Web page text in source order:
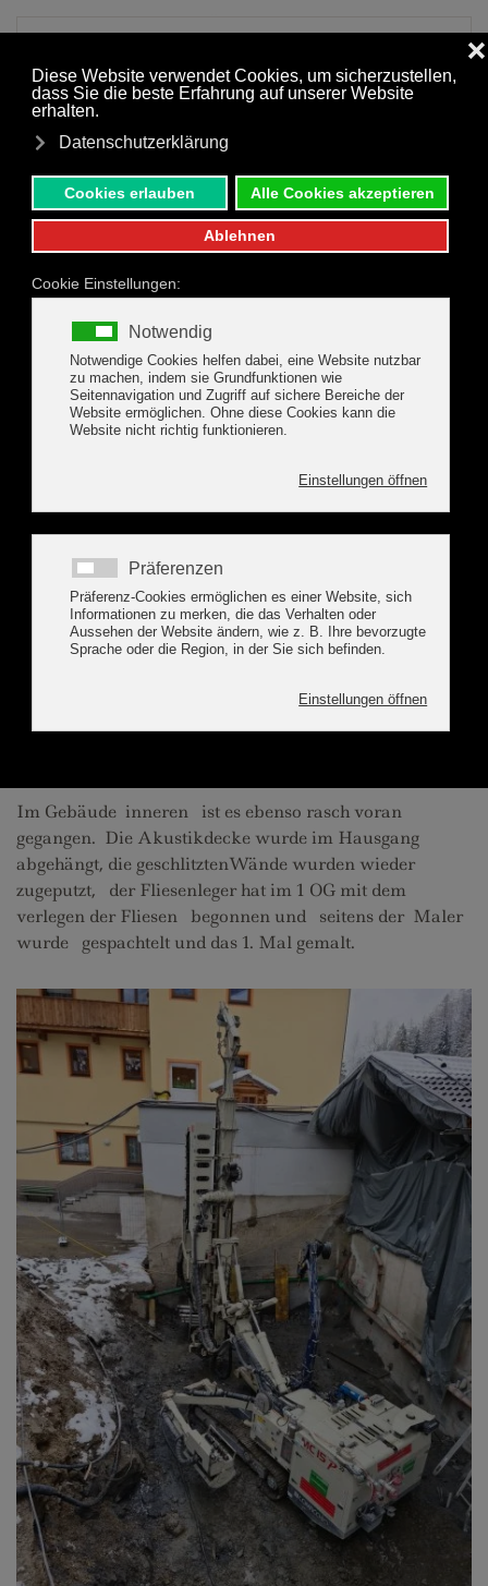
18.04.2021: vom
Ramm- und Bohrgerät,
fliegenden Baggern,
Fliesen und Malern...
2 Meter lang) horizontal und 27 Anker (je ca. 6 bis 8
Meter lang) vertikal in den Boden getrieben. Die
Pfählung gestaltete sich nicht gerade leicht mit dem
riesen Bohrgerät in der Baugrube, zumal man auf den
nehmen musste. Danach wurde die Sauberkeitsschicht
betoniert und die ersten Eisen konnten platziert
Im Gebäude inneren ist es ebenso rasch voran
gegangen. Die Akustikdecke wurde im Hausgang
abgehängt, die geschlitztenWände wurden wieder
zugeputzt, der Fliesenleger hat im 1 OG mit dem
verlegen der Fliesen begonnen und seitens der Maler
wurde gespachtelt und das 1. Mal gemalt.